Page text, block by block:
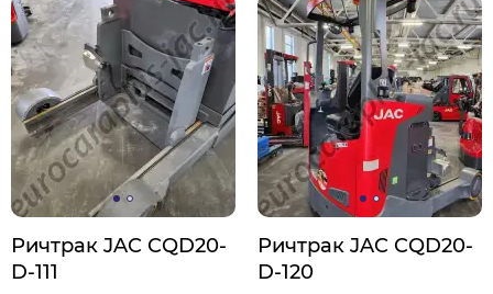
Ричтрак JAC CQD20-
D-111
Ричтрак JAC CQD20-
D-120